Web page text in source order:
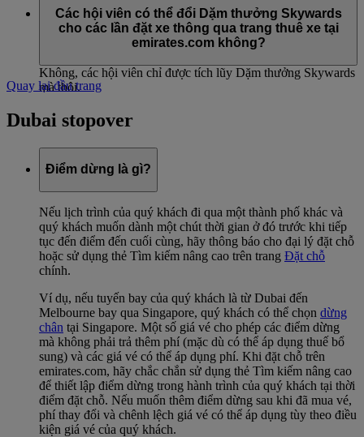
Các hội viên có thể đổi Dặm thưởng Skywards
cho các lần đặt xe thông qua trang thuê xe tại
emirates.com không?
Không, các hội viên chỉ được tích lũy Dặm thưởng Skywards
mà thôi.
Quay lại đầu trang
Dubai stopover
Điểm dừng là gì?
Nếu lịch trình của quý khách đi qua một thành phố khác và
quý khách muốn dành một chút thời gian ở đó trước khi tiếp
tục đến điểm đến cuối cùng, hãy thông báo cho đại lý đặt chỗ
hoặc sử dụng thẻ Tìm kiếm nâng cao trên trang Đặt chỗ
chính.
Ví dụ, nếu tuyến bay của quý khách là từ Dubai đến
Melbourne bay qua Singapore, quý khách có thể chọn dừng
chân tại Singapore. Một số giá vé cho phép các điểm dừng
mà không phải trả thêm phí (mặc dù có thể áp dụng thuế bổ
sung) và các giá vé có thể áp dụng phí. Khi đặt chỗ trên
emirates.com, hãy chắc chắn sử dụng thẻ Tìm kiếm nâng cao
để thiết lập điểm dừng trong hành trình của quý khách tại thời
điểm đặt chỗ. Nếu muốn thêm điểm dừng sau khi đã mua vé,
phí thay đổi và chênh lệch giá vé có thể áp dụng tùy theo điều
kiện giá vé của quý khách.